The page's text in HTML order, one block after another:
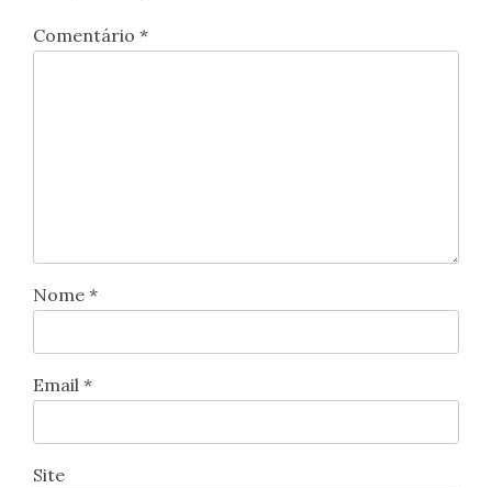
Comentário *
Nome *
Email *
Site